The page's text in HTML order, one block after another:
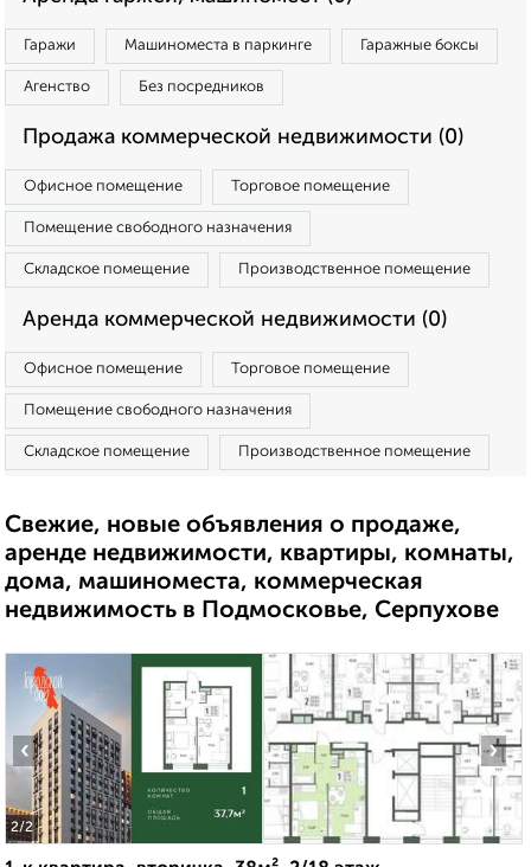
Гаражи Машиноместа в паркинге Гаражные боксы
Агенство Без посредников
Продажа коммерческой недвижимости (0)
Офисное помещение Торговое помещение
Помещение свободного назначения
Складское помещение Производственное помещение
Аренда коммерческой недвижимости (0)
Офисное помещение Торговое помещение
Помещение свободного назначения
Складское помещение Производственное помещение
Свежие, новые объявления о продаже,
аренде недвижимости, квартиры, комнаты,
дома, машиноместа, коммерческая
недвижимость в Подмосковье, Серпухове
2/2
‹ ›